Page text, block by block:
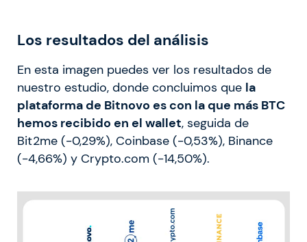
Los resultados del análisis
En esta imagen puedes ver los resultados de
nuestro estudio, donde concluimos que la
plataforma de Bitnovo es con la que más BTC
hemos recibido en el wallet, seguida de
Bit2me (-0,29%), Coinbase (-0,53%), Binance
(-4,66%) y Crypto.com (-14,50%).